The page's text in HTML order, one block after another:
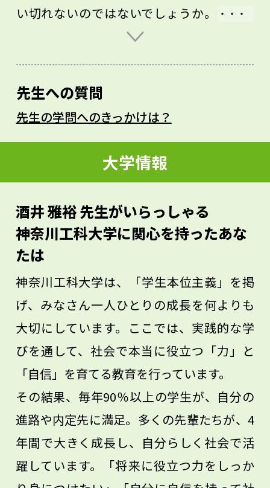
い切れないのではないでしょうか。高校生
時代は「一度立ち止まって、自分の常識を
丸暗記の学問ではなく、内容を自分の言葉
で表現してみましょう。「自分が勉強して
いることは何か、自分の言葉で言ってみ
る」、それで初めて、ものごとをより深く
理解できると思います。そして、その考え
す。
先生への質問
先生の学問へのきっかけは？
大学情報
酒井 雅裕 先生がいらっしゃる
神奈川工科大学に関心を持ったあな
たは
神奈川工科大学は、「学生本位主義」を掲
げ、みなさん一人ひとりの成長を何よりも
大切にしています。ここでは、実践的な学
びを通して、社会で本当に役立つ「力」と
「自信」を育てる教育を行っています。
その結果、毎年90％以上の学生が、自分の
進路や内定先に満足。多くの先輩たちが、4
年間で大きく成長し、自分らしく社会で活
躍しています。「将来に役立つ力をしっか